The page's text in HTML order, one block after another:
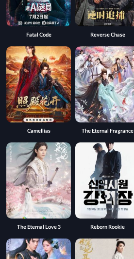
Reverse Chase
Fatal Code
The Eternal Fragrance
Camellias
Reborn Rookie
The Eternal Love 3